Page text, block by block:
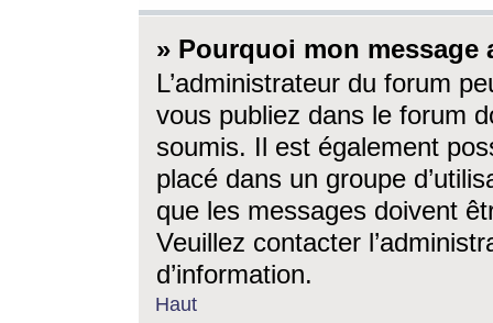
» Pourquoi mon message
L’administrateur du forum
vous publiez dans le forum
soumis. Il est également
placé dans un groupe
que les messages doivent
Veuillez contacter
d’information.
Haut